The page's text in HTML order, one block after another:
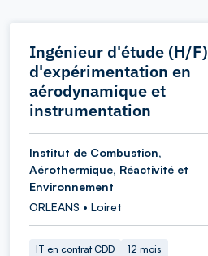
Ingénieur d'étude (H/F)
d'expérimentation en
aérodynamique et
instrumentation
Institut de Combustion,
Aérothermique, Réactivité et
Environnement
ORLEANS • Loiret
IT en contrat CDD
12 mois